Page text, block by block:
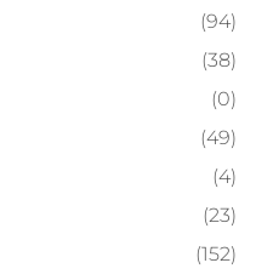
(94)
(38)
(0)
(49)
(4)
(23)
(152)